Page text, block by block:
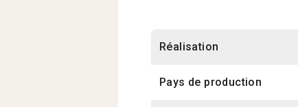
Réalisation
Pays de production